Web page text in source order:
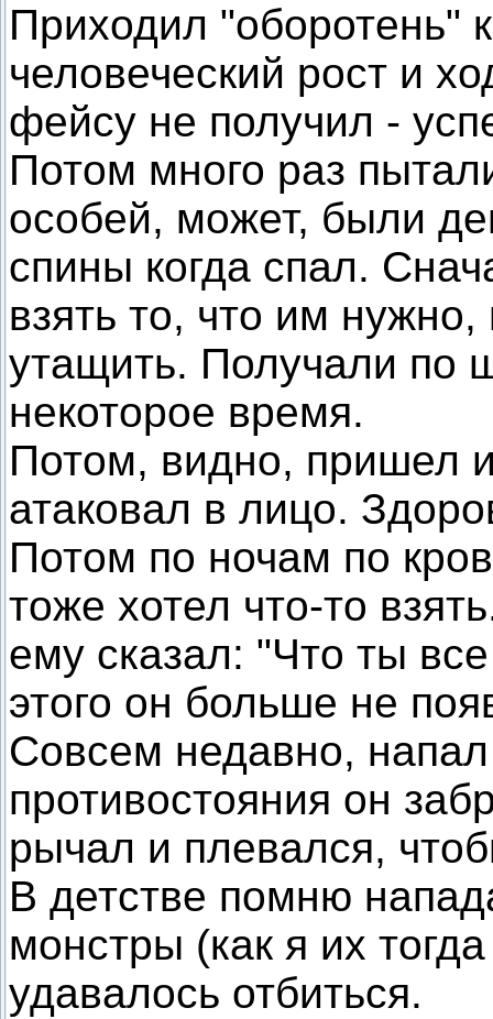
Приходил "оборотень"
человеческий рост и
фейсу не получил -
Потом много раз
особей, может, были
спины когда спал.
взять то, что им
утащить. Получали по
некоторое время.
Потом, видно, пришел
атаковал в лицо.
Потом по ночам по
тоже хотел что-то
ему сказал: "Что ты
этого он больше не
Совсем недавно,
противостояния он
рычал и плевался,
В детстве помню
монстры (как я их
удавалось отбиться.